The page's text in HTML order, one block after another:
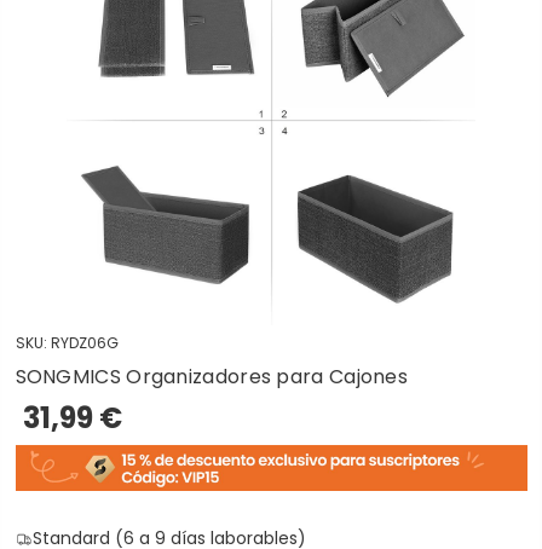
SKU: RYDZ06G
SONGMICS Organizadores para Cajones
31,99 €
Standard (6 a 9 días laborables)